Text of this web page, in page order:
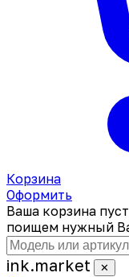
Корзина
Оформить
Ваша корзина
поищем нужный
ink.market ✕